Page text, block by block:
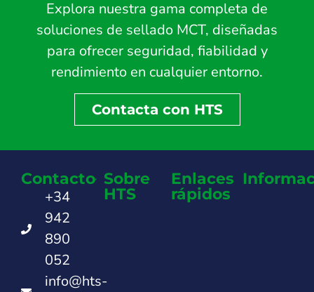
Explora nuestra gama completa de
soluciones de sellado MCT, diseñadas
para ofrecer seguridad, fiabilidad y
rendimiento en cualquier entorno.
Contacta con HTS
Contacto
+34
942
890
052
info@hts-
Sobre
HTS
Enlaces
rápidos